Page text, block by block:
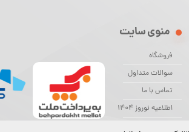
منوی سایت
فروشگاه
سوالات متداول
تماس با ما
اطلاعیه نوروز 1404